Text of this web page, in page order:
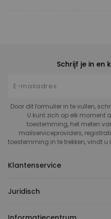
Schrijf je in en
Door dit formulier in te vullen,
U kunt zich op elk moment
toestemming, het meten
mailserviceproviders,
toestemming in te trekken, vindt u
Klantenservice
Juridisch